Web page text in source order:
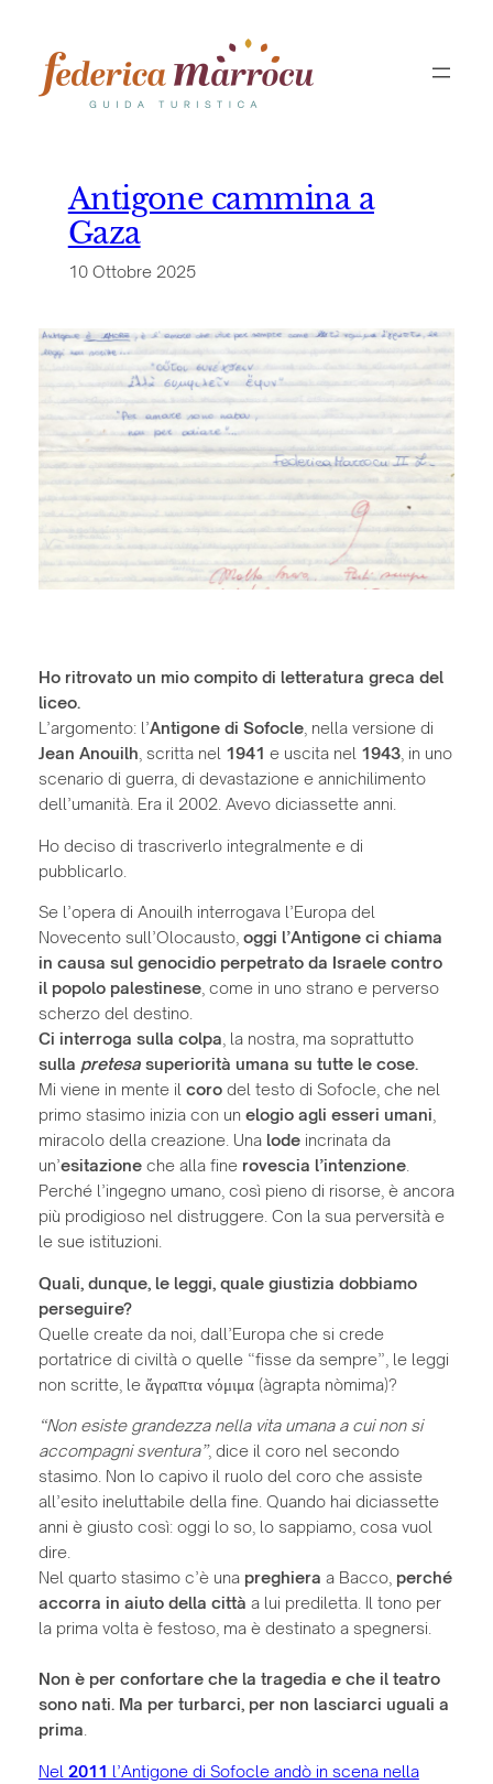
contenuto
Antigone cammina a
Gaza
10 Ottobre 2025
Ho ritrovato un mio compito di letteratura greca del
liceo.
L’argomento: l’Antigone di Sofocle, nella versione di
Jean Anouilh , scritta nel 1941 e uscita nel 1943, in uno
scenario di guerra, di devastazione e annichilimento
dell’umanità. Era il 2002. Avevo diciassette anni.
Ho deciso di trascriverlo integralmente e di
pubblicarlo.
Se l’opera di Anouilh interrogava l’Europa del
Novecento sull’Olocausto, oggi l’Antigone ci chiama
in causa sul genocidio perpetrato da Israele contro
il popolo palestinese, come in uno strano e perverso
scherzo del destino.
Ci interroga sulla colpa , la nostra, ma soprattutto
sulla pretesasuperiorità umana su tutte le cose.
Mi viene in mente il corodel testo di Sofocle, che nel
primo stasimo inizia con un elogio agli esseri umani
miracolo della creazione. Una lodeincrinata da
un’esitazioneche alla fine rovescia l’intenzione.
Perché l’ingegno umano, così pieno di risorse, è ancora
più prodigioso nel distruggere. Con la sua perversità e
le sue istituzioni.
Quali, dunque, le leggi, quale giustizia dobbiamo
perseguire?
Quelle create da noi, dall’Europa che si crede
portatrice di civiltà o quelle “fisse da sempre”, le leggi
non scritte, le ἄγραπτα νόμιμα (àgrapta nòmima)?
“Non esiste grandezza nella vita umana a cui non si
accompagni sventura”, dice il coro nel secondo
stasimo. Non lo capivo il ruolo del coro che assiste
all’esito ineluttabile della fine. Quando hai diciassette
anni è giusto così: oggi lo so, lo sappiamo, cosa vuol
dire.
Nel quarto stasimo c’è una preghiera a Bacco, perché
accorra in aiuto della città a lui prediletta. Il tono per
la prima volta è festoso, ma è destinato a spegnersi.
Non è per confortare che la tragedia e che il teatro
sono nati. Ma per turbarci, per non lasciarci uguali a
prima
Nel 2011 l’Antigone di Sofocle andò in scena nella